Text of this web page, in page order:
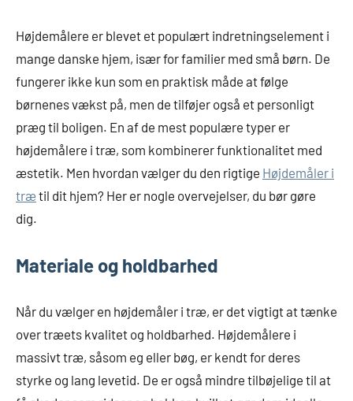
Højdemålere er blevet et populært indretningselement i
mange danske hjem, især for familier med små børn. De
fungerer ikke kun som en praktisk måde at følge
børnenes vækst på, men de tilføjer også et personligt
præg til boligen. En af de mest populære typer er
højdemålere i træ, som kombinerer funktionalitet med
æstetik. Men hvordan vælger du den rigtige Højdemåler i
træ til dit hjem? Her er nogle overvejelser, du bør gøre
dig.
Materiale og holdbarhed
Når du vælger en højdemåler i træ, er det vigtigt at tænke
over træets kvalitet og holdbarhed. Højdemålere i
massivt træ, såsom eg eller bøg, er kendt for deres
styrke og lang levetid. De er også mindre tilbøjelige til at